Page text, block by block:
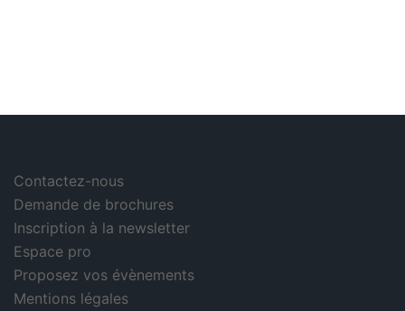
Contactez-nous
Demande de brochures
Inscription à la newsletter
Espace pro
Proposez vos évènements
Mentions légales